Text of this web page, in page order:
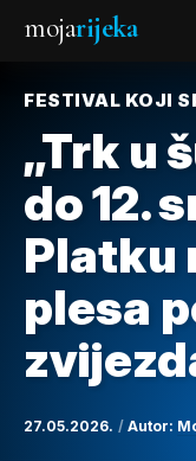
mojarijeka
FESTIVAL KOJI
„Trk u
do 12.
Platku
plesa
27.05.2026. Autor: